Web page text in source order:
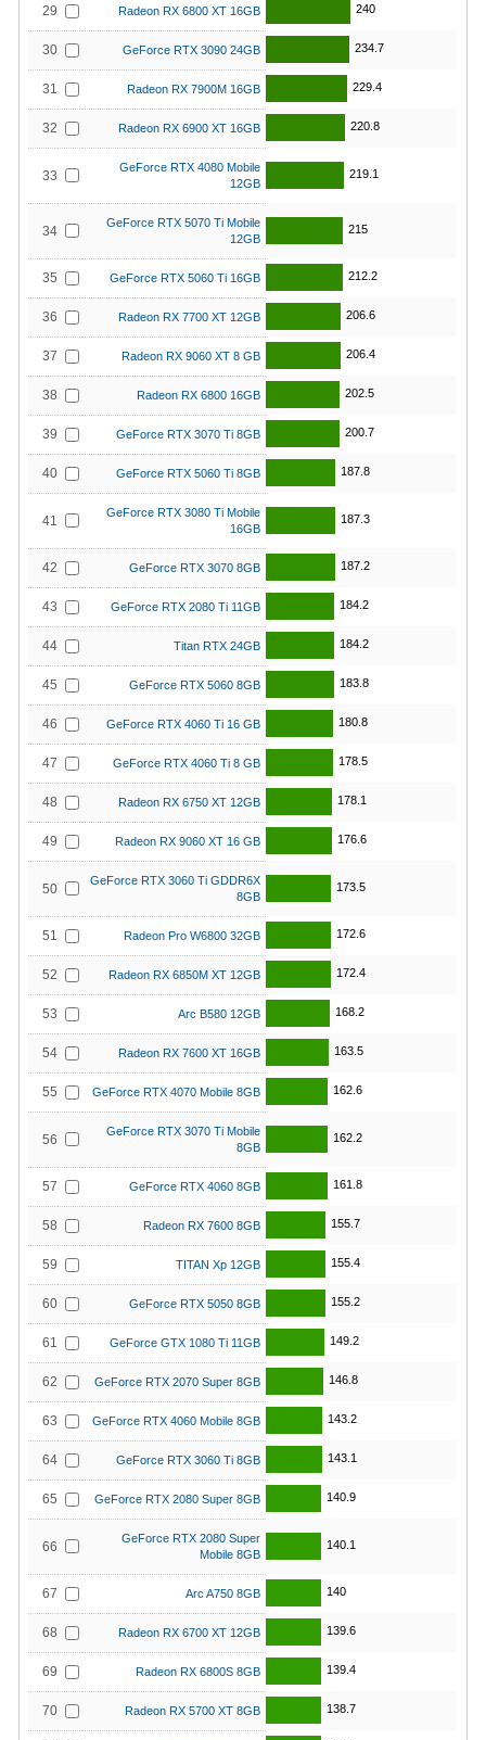
29 Radeon RX 6800 XT 16GB 240
30 GeForce RTX 3090 24GB 234.7
31 Radeon RX 7900M 16GB 229.4
32 Radeon RX 6900 XT 16GB 220.8
33
GeForce RTX 4080 Mobile
12GB
219.1
34
GeForce RTX 5070 Ti Mobile
12GB
215
35 GeForce RTX 5060 Ti 16GB 212.2
36 Radeon RX 7700 XT 12GB 206.6
37 Radeon RX 9060 XT 8 GB 206.4
38 Radeon RX 6800 16GB 202.5
39 GeForce RTX 3070 Ti 8GB 200.7
40 GeForce RTX 5060 Ti 8GB 187.8
41
GeForce RTX 3080 Ti Mobile
16GB
187.3
42 GeForce RTX 3070 8GB 187.2
43 GeForce RTX 2080 Ti 11GB 184.2
44 Titan RTX 24GB 184.2
45 GeForce RTX 5060 8GB 183.8
46 GeForce RTX 4060 Ti 16 GB 180.8
47 GeForce RTX 4060 Ti 8 GB 178.5
48 Radeon RX 6750 XT 12GB 178.1
49 Radeon RX 9060 XT 16 GB 176.6
50
GeForce RTX 3060 Ti GDDR6X
8GB
173.5
51 Radeon Pro W6800 32GB 172.6
52 Radeon RX 6850M XT 12GB 172.4
53 Arc B580 12GB 168.2
54 Radeon RX 7600 XT 16GB 163.5
55 GeForce RTX 4070 Mobile 8GB 162.6
56
GeForce RTX 3070 Ti Mobile
8GB
162.2
57 GeForce RTX 4060 8GB 161.8
58 Radeon RX 7600 8GB 155.7
59 TITAN Xp 12GB 155.4
60 GeForce RTX 5050 8GB 155.2
61 GeForce GTX 1080 Ti 11GB 149.2
62 GeForce RTX 2070 Super 8GB 146.8
63 GeForce RTX 4060 Mobile 8GB 143.2
64 GeForce RTX 3060 Ti 8GB 143.1
65 GeForce RTX 2080 Super 8GB 140.9
66
GeForce RTX 2080 Super
Mobile 8GB
140.1
67 Arc A750 8GB 140
68 Radeon RX 6700 XT 12GB 139.6
69 Radeon RX 6800S 8GB 139.4
70 Radeon RX 5700 XT 8GB 138.7